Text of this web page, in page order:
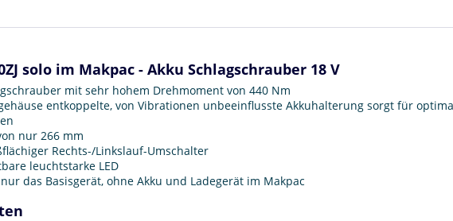
solo im Makpac - Akku Schlagschrauber 18 V
mit sehr hohem Drehmoment von 440 Nm
entkoppelte, von Vibrationen unbeeinflusste Akkuhalterung sorgt für
nur 266 mm
Rechts-/Linkslauf-Umschalter
leuchtstarke LED
das Basisgerät, ohne Akku und Ladegerät im Makpac